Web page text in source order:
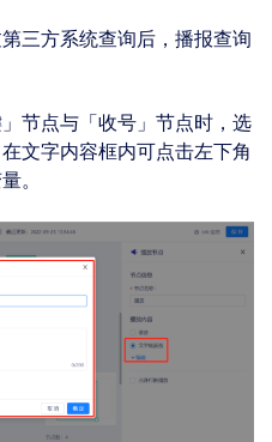
三方系统查询后，播报查询
节点与「收号」节点时，选
文字内容框内可点击左下角
。